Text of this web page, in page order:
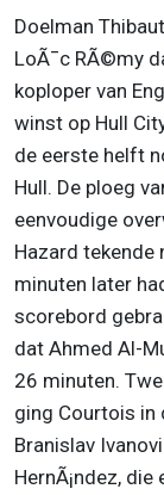
Doelman
LoÃ¯c RÃ©my
koploper van
winst op Hull
de eerste helft
Hull. De ploeg
eenvoudige
Hazard tekende
minuten later
scorebord
dat Ahmed Al-
26 minuten.
ging Courtois in
Branislav
HernÃ¡ndez,